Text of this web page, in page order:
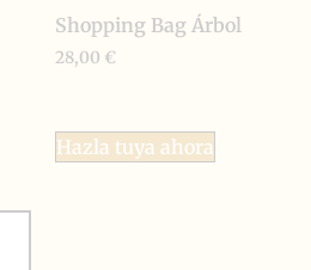
Shopping Bag Árbol
28,00 €
Hazla tuya ahora